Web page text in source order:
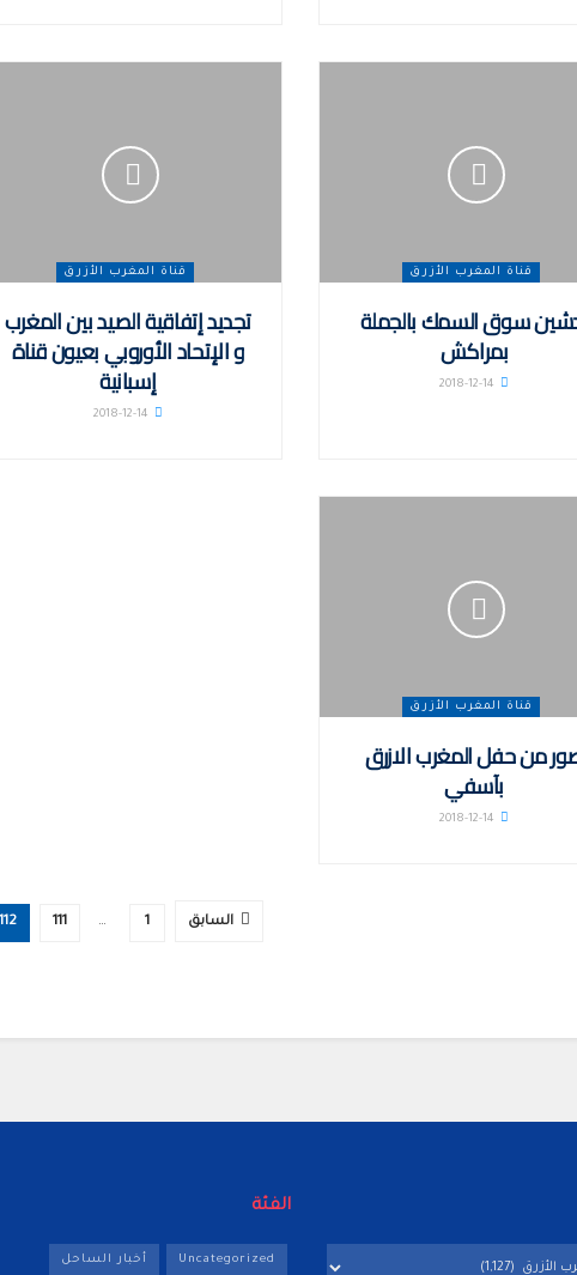
قناة المغرب الأزرق
سوق السمك بالجملة
بمراكش
قناة المغرب الأزرق
تجديد إتفاقية الصيد بين المغرب
و الإتحاد الأوروبي بعيون قناة
إسبانية
قناة المغرب الأزرق
من حفل المغرب الازرق
بآسفي
السابق 1
…
111
112
الفئة
Uncategorized أخبار الساحل